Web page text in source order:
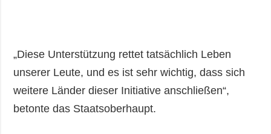
„Diese Unterstützung rettet tatsächlich Leben
unserer Leute, und es ist sehr wichtig, dass sich
weitere Länder dieser Initiative anschließen“,
betonte das Staatsoberhaupt.